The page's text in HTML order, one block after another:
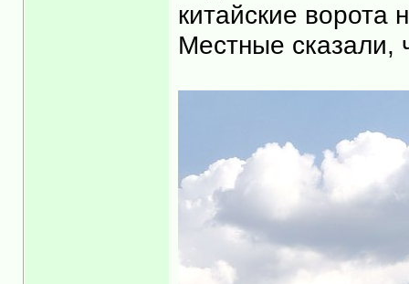
китайские ворота
Местные сказали,